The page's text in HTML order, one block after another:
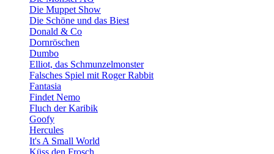
Die Muppet Show
Die Schöne und das Biest
Donald & Co
Dornröschen
Dumbo
Elliot, das Schmunzelmonster
Falsches Spiel mit Roger Rabbit
Fantasia
Findet Nemo
Fluch der Karibik
Goofy
Hercules
It's A Small World
Küss den Frosch